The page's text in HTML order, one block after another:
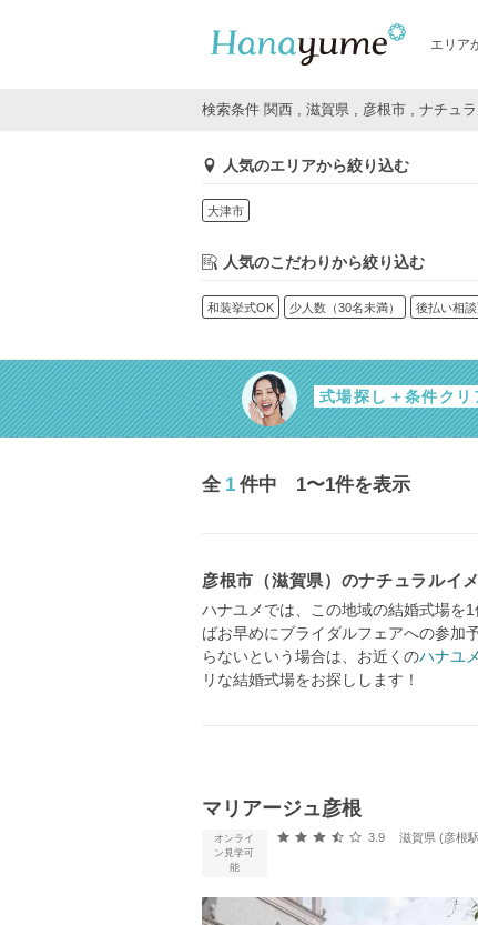
エリア
検索条件 関西 , 滋賀県 , 彦根市 , ナチュ
人気のエリアから絞り込む
大津市
人気のこだわりから絞り込む
和装挙式OK 少人数（30名未満） 後払い相
式場探し＋条件クリ
全 1 件中 1〜1件を表示
彦根市（滋賀県）のナチュラルイ
ハナユメでは、この地域の結婚式場を
ばお早めにブライダルフェアへの参加
らないという場合は、お近くのハナユ
リな結婚式場をお探しします！
マリアージュ彦根
オンライ
ン見学可
能
口コミ評価
3.9 滋賀県 (彦根